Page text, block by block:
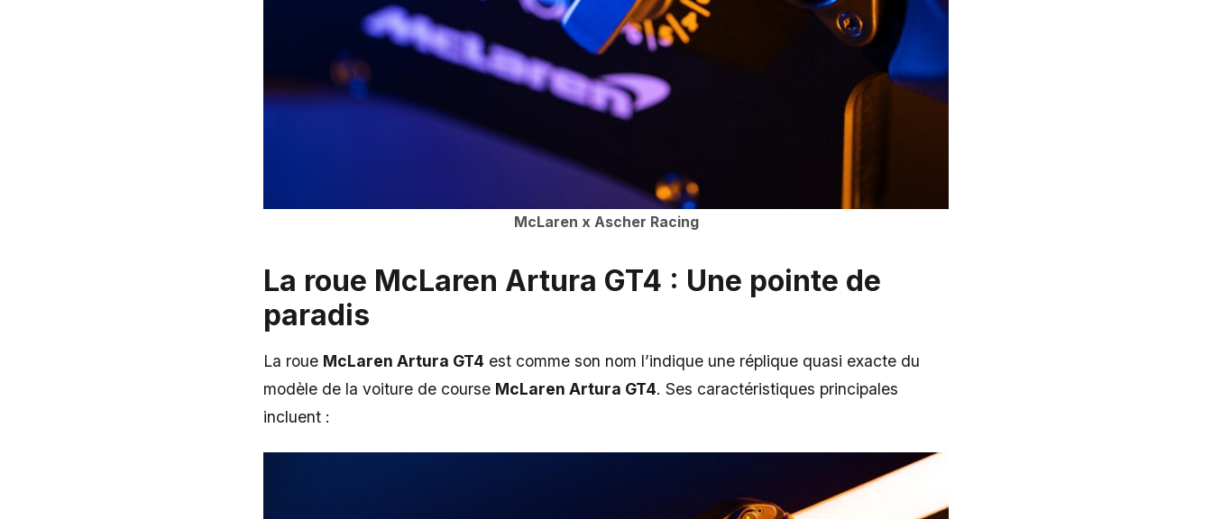
McLaren x Ascher Racing
La roue McLaren Artura GT4 : Une pointe de
paradis
La roue McLaren Artura GT4 est comme son nom l’indique une réplique quasi exacte du
modèle de la voiture de course McLaren Artura GT4. Ses caractéristiques principales
incluent :